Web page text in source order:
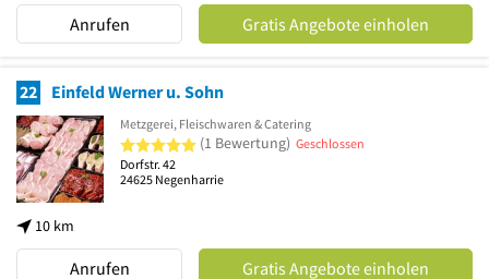
Anrufen Gratis Angebote einholen
22 Einfeld Werner u. Sohn
10 km
Metzgerei, Fleischwaren & Catering
5 von 5 Sternen
(1 Bewertung) Geschlossen
Dorfstr. 42
24625 Negenharrie
Anrufen Gratis Angebote einholen